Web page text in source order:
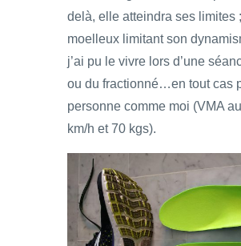
delà, elle atteindra ses limites
moelleux limitant son
j’ai pu le vivre lors d’une
ou du fractionné…en tout cas
personne comme moi (VMA
km/h et 70 kgs).